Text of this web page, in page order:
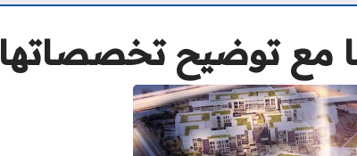
مع توضيح تخصصاتها